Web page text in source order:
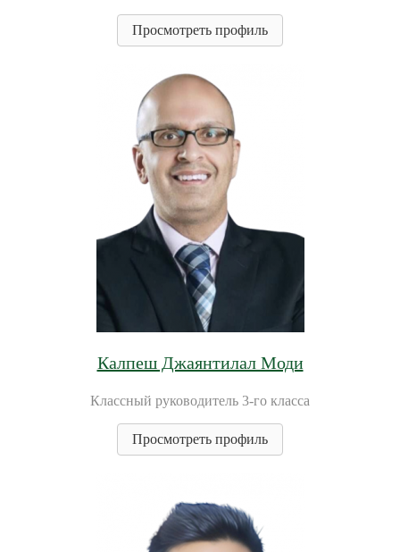
Просмотреть профиль
Калпеш Джаянтилал Моди
Классный руководитель 3-го класса
Просмотреть профиль